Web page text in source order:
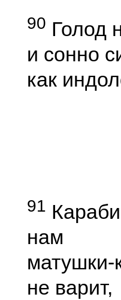
90 Голод
и сонно
как
91
нам
матушки-
не варит,